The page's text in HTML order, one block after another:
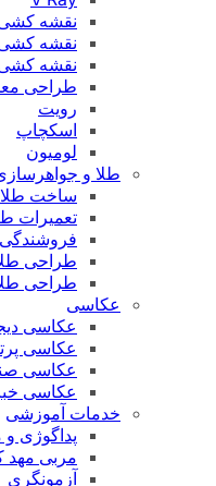
نقشه
نقشه
نقشه
طراحی
رویت
اسکچاپ
لومیون
طلا و
ساخت طلا
تعمیرات
طراحی
طراحی
عکاسی
عکاسی
عکاسی
عکاسی
عکاسی
خدمات آموزشی
پداگوژی
مربی مهد
آزمونگری